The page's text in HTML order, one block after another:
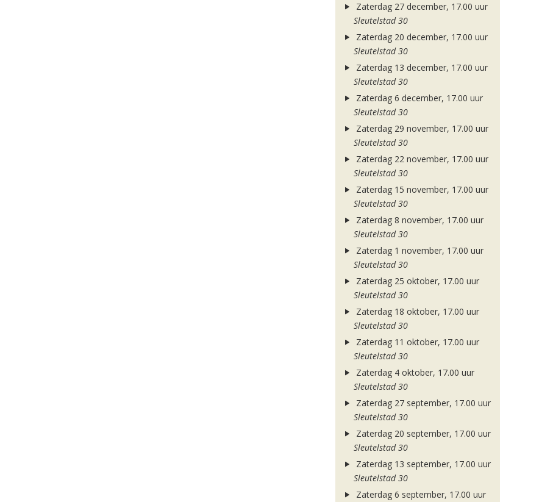
Zaterdag 27 december, 17.00 uur
Sleutelstad 30
Zaterdag 20 december, 17.00 uur
Sleutelstad 30
Zaterdag 13 december, 17.00 uur
Sleutelstad 30
Zaterdag 6 december, 17.00 uur
Sleutelstad 30
Zaterdag 29 november, 17.00 uur
Sleutelstad 30
Zaterdag 22 november, 17.00 uur
Sleutelstad 30
Zaterdag 15 november, 17.00 uur
Sleutelstad 30
Zaterdag 8 november, 17.00 uur
Sleutelstad 30
Zaterdag 1 november, 17.00 uur
Sleutelstad 30
Zaterdag 25 oktober, 17.00 uur
Sleutelstad 30
Zaterdag 18 oktober, 17.00 uur
Sleutelstad 30
Zaterdag 11 oktober, 17.00 uur
Sleutelstad 30
Zaterdag 4 oktober, 17.00 uur
Sleutelstad 30
Zaterdag 27 september, 17.00 uur
Sleutelstad 30
Zaterdag 20 september, 17.00 uur
Sleutelstad 30
Zaterdag 13 september, 17.00 uur
Sleutelstad 30
Zaterdag 6 september, 17.00 uur